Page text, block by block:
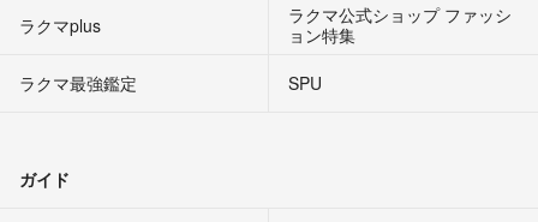
ラクマplus
ラクマ公式ショップ ファッシ
ョン特集
ラクマ最強鑑定
SPU
ガイド